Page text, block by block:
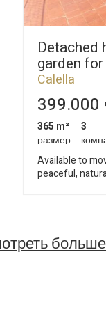
Detached
garden
Calella
399.000
365 m²
размер
3
Available to
peaceful,
over several
offer different spaces: Entrance at